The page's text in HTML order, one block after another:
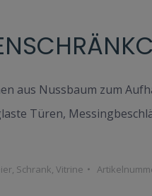
aus Nussbaum zum
Türen,
, Schrank, Vitrine